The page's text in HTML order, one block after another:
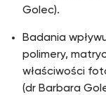
Golec).
Badania
polimery,
właściwości
(dr Barbara